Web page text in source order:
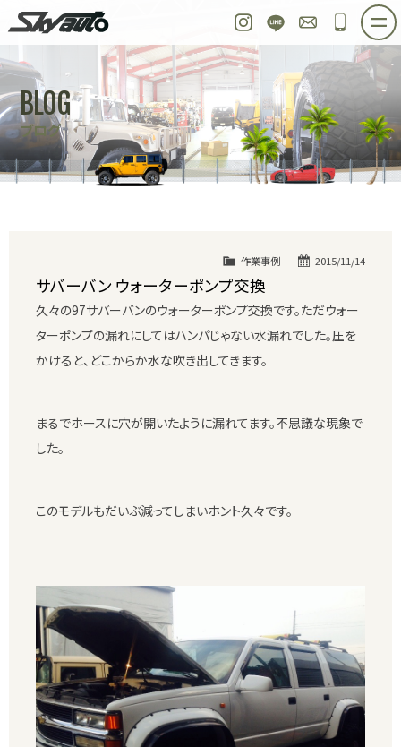
Instagram
LINE お問い合わせ
048-
ホーム 在庫車情報 ご購入プラン
整備作業実例 パーツ販売 買取＆オーダー
店舗紹介 工場紹介 会社概要
スタッフ紹介 求人情報 公式ブログ
BLOG
ブログ
2015/11/14
作業事例
サバーバン ウォーターポンプ交換
久々の97サバーバンのウォーターポンプ交換です。ただウォー
ターポンプの漏れにしてはハンパじゃない水漏れでした。圧を
かけると、どこからか水な吹き出してきます。
まるでホースに穴が開いたように漏れてます。不思議な現象で
した。
このモデルもだいぶ減ってしまいホント久々です。